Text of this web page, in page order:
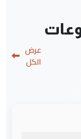
عرض
الكل